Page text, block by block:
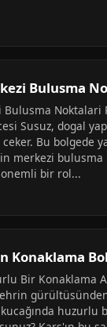
Bulusma
Bulusma Noktalari
Susuz, dogal
Bu bolgede
merkezi
bir rol...
Konaklama
Bir Konaklama
kucağında huzurlu